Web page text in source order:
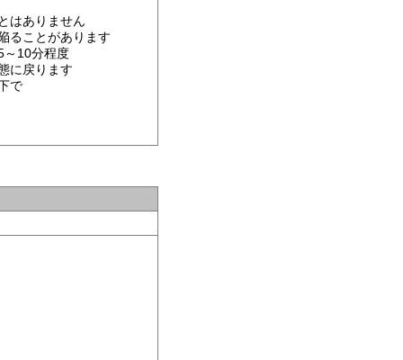
はありません
ることがあります
～10分程度
に戻ります
で